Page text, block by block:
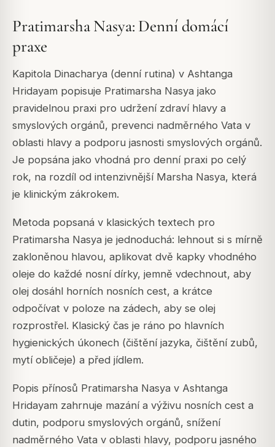
Pratimarsha Nasya: Denní domácí
praxe
Kapitola Dinacharya (denní rutina) v Ashtanga
Hridayam popisuje Pratimarsha Nasya jako
pravidelnou praxi pro udržení zdraví hlavy a
smyslových orgánů, prevenci nadměrného Vata v
oblasti hlavy a podporu jasnosti smyslových orgánů.
Je popsána jako vhodná pro denní praxi po celý
rok, na rozdíl od intenzivnější Marsha Nasya, která
je klinickým zákrokem.
Metoda popsaná v klasických textech pro
Pratimarsha Nasya je jednoduchá: lehnout si s mírně
zakloněnou hlavou, aplikovat dvě kapky vhodného
oleje do každé nosní dírky, jemně vdechnout, aby
olej dosáhl horních nosních cest, a krátce
odpočívat v poloze na zádech, aby se olej
rozprostřel. Klasický čas je ráno po hlavních
hygienických úkonech (čištění jazyka, čištění zubů,
mytí obličeje) a před jídlem.
Popis přínosů Pratimarsha Nasya v Ashtanga
Hridayam zahrnuje mazání a výživu nosních cest a
dutin, podporu smyslových orgánů, snížení
nadměrného Vata v oblasti hlavy, podporu jasného